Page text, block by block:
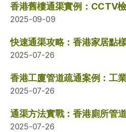
香港舊樓通渠實例：CCTV
2025-09-09
快速通渠攻略：香港家居點
2025-07-26
香港工廈管道疏通案例：工
2025-07-26
通渠方法實戰：香港廁所管
2025-07-26